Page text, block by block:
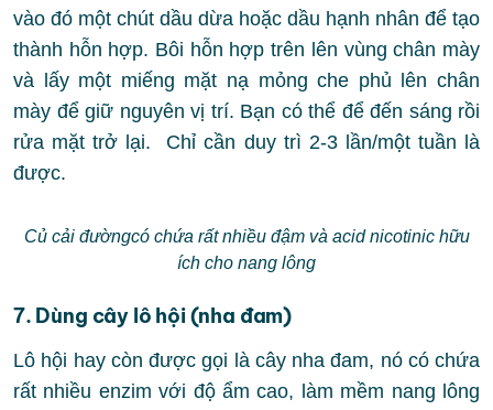
vào đó một chút dầu dừa hoặc dầu hạnh nhân để tạo
thành hỗn hợp. Bôi hỗn hợp trên lên vùng chân mày
và lấy một miếng mặt nạ mỏng che phủ lên chân
mày để giữ nguyên vị trí. Bạn có thể để đến sáng rồi
rửa mặt trở lại. Chỉ cần duy trì 2-3 lần/một tuần là
được.
Củ cải đườngcó chứa rất nhiều đậm và acid nicotinic hữu
ích cho nang lông
7. Dùng cây lô hội (nha đam)
Lô hội hay còn được gọi là cây nha đam, nó có chứa
rất nhiều enzim với độ ẩm cao, làm mềm nang lông